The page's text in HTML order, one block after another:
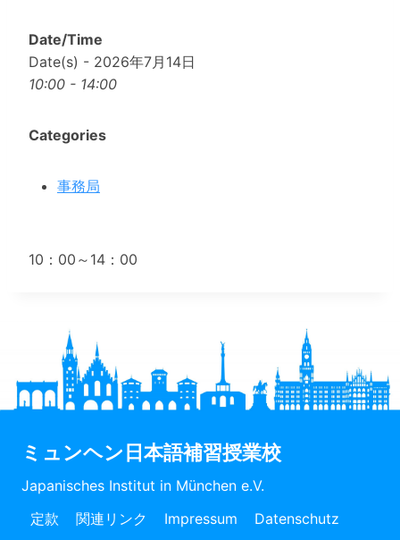
Date/Time
Date(s) - 2026年7月14日
10:00 - 14:00
Categories
事務局
10：00～14：00
ミュンヘン日本語補習授業校
Japanisches Institut in München e.V.
定款
関連リンク Impressum Datenschutz